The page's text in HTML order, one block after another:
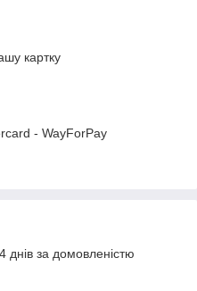
картку
- WayForPay
за домовленістю